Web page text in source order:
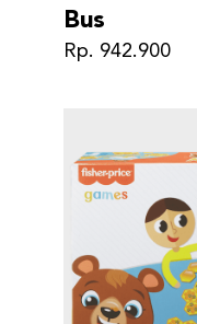
Bus
Rp. 942.900